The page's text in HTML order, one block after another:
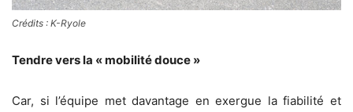
Crédits : K-Ryole
Tendre vers la « mobilité douce »
Car, si l’équipe met davantage en exergue la fiabilité et